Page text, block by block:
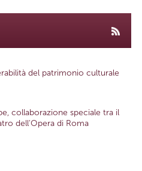
del patrimonio culturale
collaborazione speciale tra il
dell'Opera di Roma